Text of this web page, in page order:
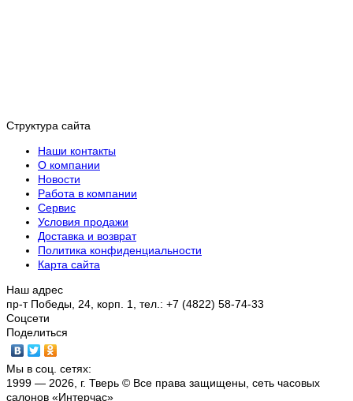
Структура сайта
Наши контакты
О компании
Новости
Работа в компании
Сервис
Условия продажи
Доставка и возврат
Политика конфиденциальности
Карта сайта
Наш адрес
пр-т Победы, 24, корп. 1, тел.: +7 (4822) 58-74-33
Соцсети
Поделиться
Мы в соц. сетях:
1999 — 2026, г. Тверь © Все права защищены, сеть часовых
салонов «Интерчас»